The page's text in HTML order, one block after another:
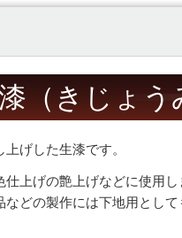
（きじょう
上げした生漆です。
仕上げの艶上げなどに使用し
などの製作には下地用として